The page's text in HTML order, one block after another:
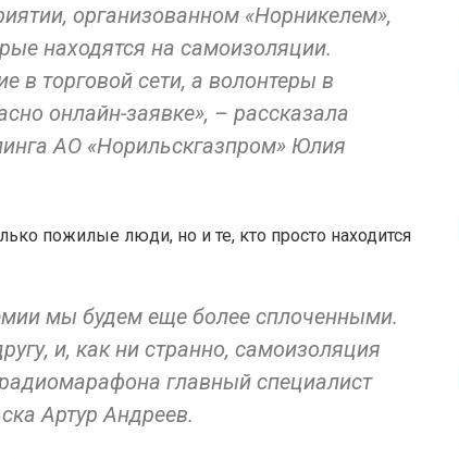
организованном «Норникелем»,
находятся на самоизоляции.
в торговой сети, а волонтеры в
онлайн-заявке», – рассказала
АО «Норильскгазпром» Юлия
пожилые люди, но и те, кто просто находится
мы будем еще более сплоченными.
и, как ни странно, самоизоляция
главный специалист
Артур Андреев.